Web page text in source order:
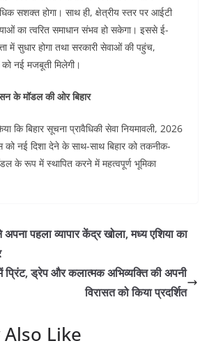
सशक्त होगा। साथ ही, क्षेत्रीय स्तर पर आईटी
का त्वरित समाधान संभव हो सकेगा। इससे ई-
में सुधार होगा तथा सरकारी सेवाओं की पहुंच,
को नई मजबूती मिलेगी।
के मॉडल की ओर बिहार
कि बिहार सूचना प्रावैधिकी सेवा नियमावली, 2026
को नई दिशा देने के साथ-साथ बिहार को तकनीक-
के रूप में स्थापित करने में महत्वपूर्ण भूमिका
पहला व्यापार केंद्र खोला, मध्य एशिया का
प्रिंट, ड्रेप और कलात्मक अभिव्यक्ति की अपनी
विरासत को किया प्रदर्शित
Like